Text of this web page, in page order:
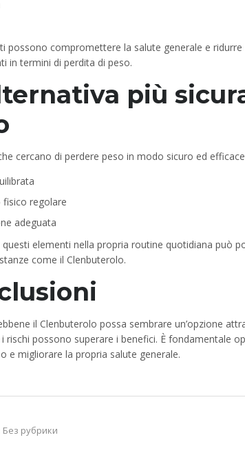
possono compromettere la salute generale e
in termini di perdita di peso.
più
cercano di perdere peso in modo sicuro ed
fisico regolare
adeguata
elementi nella propria routine quotidiana può
come il Clenbuterolo.
il Clenbuterolo possa sembrare un’opzione
rischi possono superare i benefici. È fondamentale
e migliorare la propria salute generale.
Без рубрики